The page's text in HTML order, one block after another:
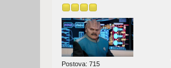
Postova: 715